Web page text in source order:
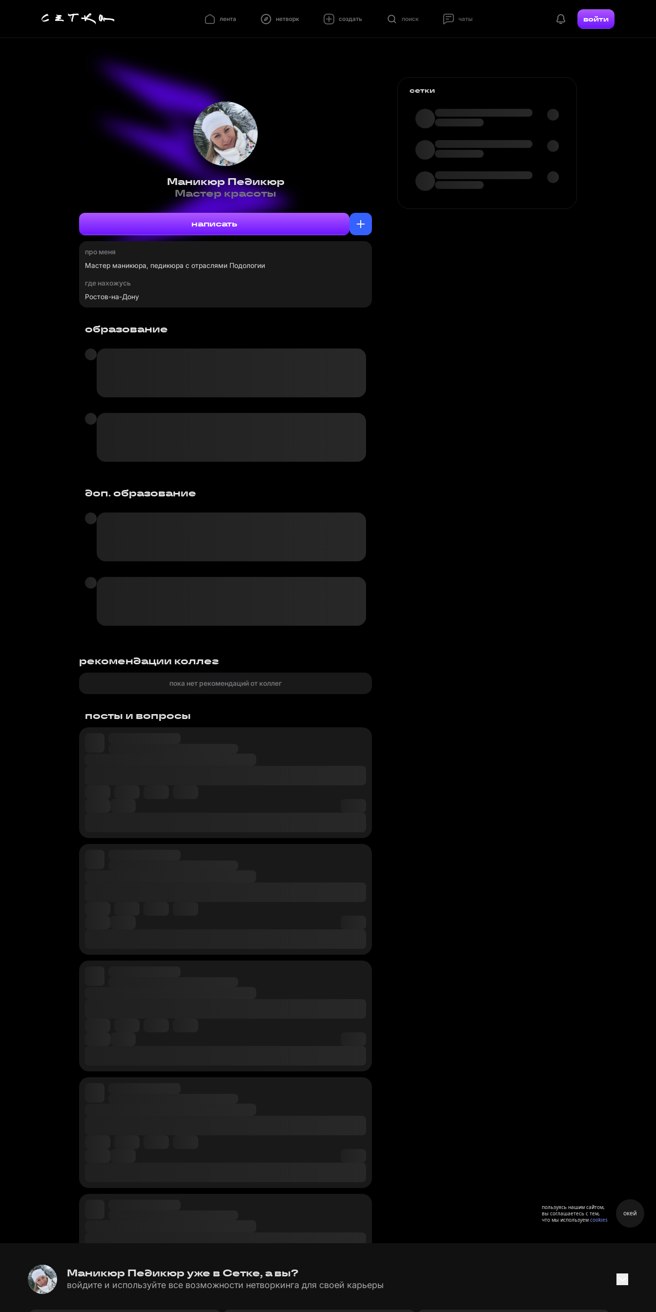
лента нетворк создать поиск чаты войти
Маникюр Педикюр
Мастер красоты
написать
про меня
Мастер маникюра, педикюра с отраслями Подологии
где нахожусь
Ростов-на-Дону
образование
доп. образование
рекомендации коллег
пока нет рекомендаций от коллег
посты и вопросы
сетки
Маникюр Педикюр уже в Сетке, а вы?
войдите и используйте все возможности нетворкинга для своей карьеры
пользуясь нашим сайтом,
вы соглашаетесь с тем,
что мы используем cookies
окей